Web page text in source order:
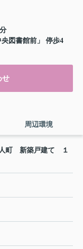
央図書館前」 停歩4
せ
周辺環境
町 新築戸建て １